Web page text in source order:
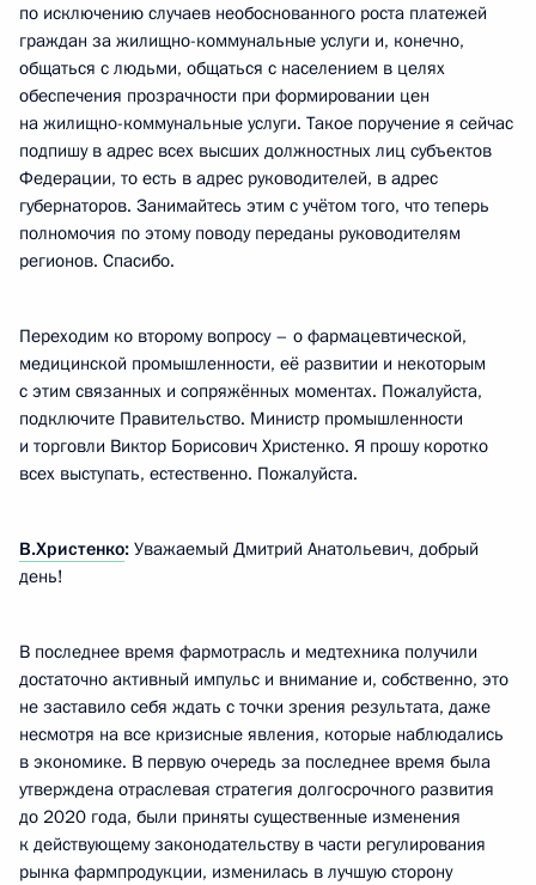
по исключению случаев необоснованного роста платежей
граждан за жилищно-коммунальные услуги и, конечно,
общаться с людьми, общаться с населением в целях
обеспечения прозрачности при формировании цен
на жилищно-коммунальные услуги. Такое поручение я сейчас
подпишу в адрес всех высших должностных лиц субъектов
Федерации, то есть в адрес руководителей, в адрес
губернаторов. Занимайтесь этим с учётом того, что теперь
полномочия по этому поводу переданы руководителям
регионов. Спасибо.
Переходим ко второму вопросу – о фармацевтической,
медицинской промышленности, её развитии и некоторым
с этим связанных и сопряжённых моментах. Пожалуйста,
подключите Правительство. Министр промышленности
и торговли Виктор Борисович Христенко. Я прошу коротко
всех выступать, естественно. Пожалуйста.
В.Христенко: Уважаемый Дмитрий Анатольевич, добрый
день!
В последнее время фармотрасль и медтехника получили
достаточно активный импульс и внимание и, собственно, это
не заставило себя ждать с точки зрения результата, даже
несмотря на все кризисные явления, которые наблюдались
в экономике. В первую очередь за последнее время была
утверждена отраслевая стратегия долгосрочного развития
до 2020 года, были приняты существенные изменения
к действующему законодательству в части регулирования
рынка фармпродукции, изменилась в лучшую сторону